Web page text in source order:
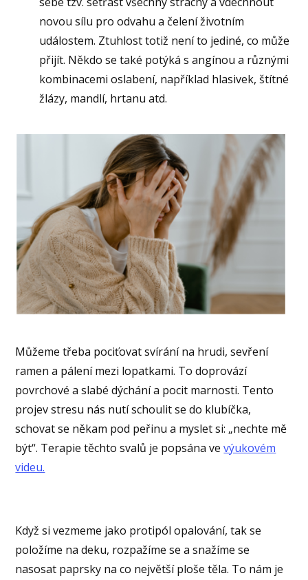
novou sílu pro odvahu a čelení životním
událostem. Ztuhlost totiž není to jediné, co může
přijít. Někdo se také potýká s angínou a různými
kombinacemi oslabení, například hlasivek, štítné
žlázy, mandlí, hrtanu atd.
Můžeme třeba pociťovat svírání na hrudi, sevření
ramen a pálení mezi lopatkami. To doprovází
povrchové a slabé dýchání a pocit marnosti. Tento
projev stresu nás nutí schoulit se do klubíčka,
schovat se někam pod peřinu a myslet si: „nechte mě
být“. Terapie těchto svalů je popsána vevýukovém
videu.
Když si vezmeme jako protipól opalování, tak se
položíme na deku, rozpažíme se a snažíme se
nasosat paprsky na co největší ploše těla. To nám je